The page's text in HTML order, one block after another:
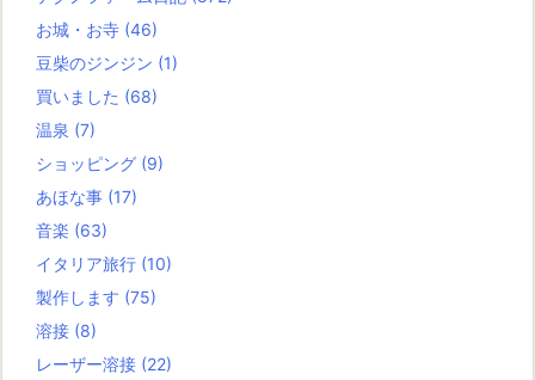
お城・お寺 (46)
豆柴のジンジン (1)
買いました (68)
温泉 (7)
ショッピング (9)
あほな事 (17)
音楽 (63)
イタリア旅行 (10)
製作します (75)
溶接 (8)
レーザー溶接 (22)